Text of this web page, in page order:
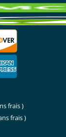
frais )
frais )